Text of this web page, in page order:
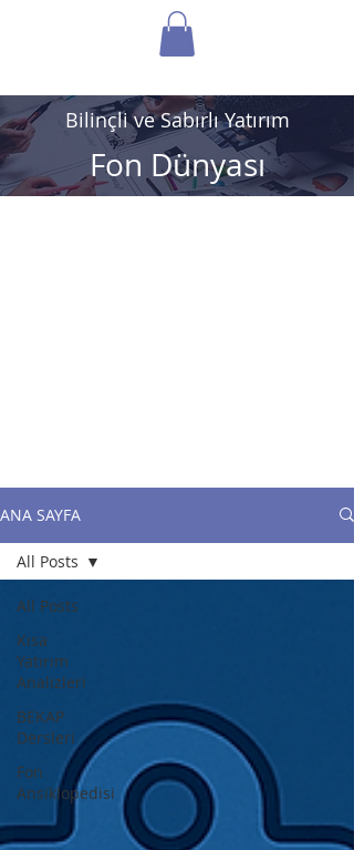
FON DÜNYASI
Bilinçli ve Sabırlı Yatırım
Fon Dünyası
ANA SAYFA
All Posts
Kısa
Yatırım
Analizleri
BEKAP
Dersleri
Fon
Ansiklopedisi
All Posts